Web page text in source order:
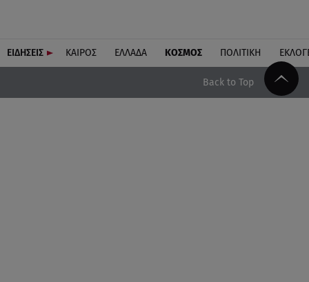
ΕΙΔΗΣΕΙΣ ΚΑΙΡΟΣ ΕΛΛΑΔΑ ΚΟΣΜΟΣ ΠΟΛΙΤΙΚΗ
Back to Top